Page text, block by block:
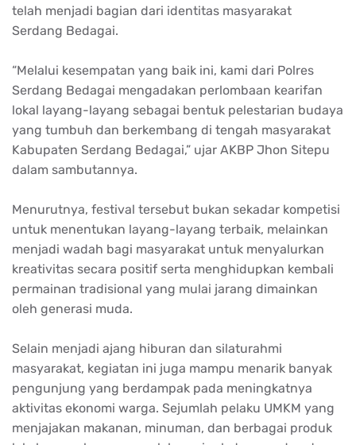
telah menjadi bagian dari identitas masyarakat
Serdang Bedagai.
“Melalui kesempatan yang baik ini, kami dari Polres
Serdang Bedagai mengadakan perlombaan kearifan
lokal layang-layang sebagai bentuk pelestarian budaya
yang tumbuh dan berkembang di tengah masyarakat
Kabupaten Serdang Bedagai,” ujar AKBP Jhon Sitepu
dalam sambutannya.
Menurutnya, festival tersebut bukan sekadar kompetisi
untuk menentukan layang-layang terbaik, melainkan
menjadi wadah bagi masyarakat untuk menyalurkan
kreativitas secara positif serta menghidupkan kembali
permainan tradisional yang mulai jarang dimainkan
oleh generasi muda.
Selain menjadi ajang hiburan dan silaturahmi
masyarakat, kegiatan ini juga mampu menarik banyak
pengunjung yang berdampak pada meningkatnya
aktivitas ekonomi warga. Sejumlah pelaku UMKM yang
menjajakan makanan, minuman, dan berbagai produk